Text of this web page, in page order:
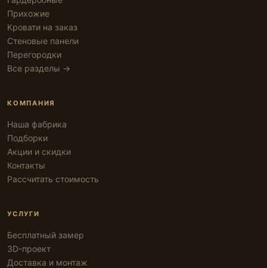
Прихожие
Кровати на заказ
Стеновые панели
Перегородки
Все разделы →
КОМПАНИЯ
Наша фабрика
Подборки
Акции и скидки
Контакты
Рассчитать стоимость
УСЛУГИ
Бесплатный замер
3D-проект
Доставка и монтаж